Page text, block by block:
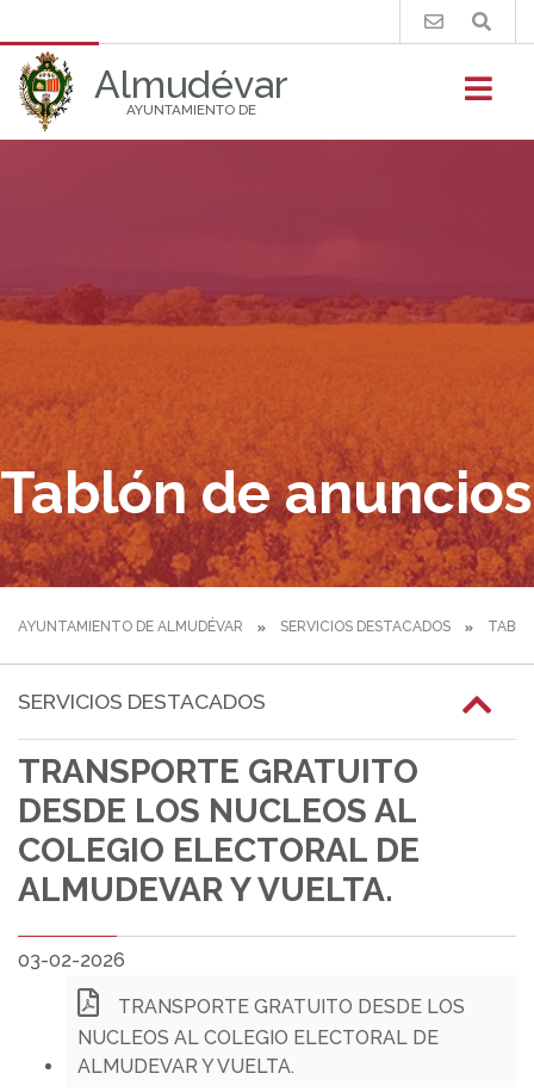
Almudévar
AYUNTAMIENTO DE
Buscar
Tablón de anuncios
AYUNTAMIENTO DE ALMUDÉVAR SERVICIOS DESTACADOS
SERVICIOS DESTACADOS
TRANSPORTE GRATUITO
DESDE LOS NUCLEOS AL
COLEGIO ELECTORAL DE
ALMUDEVAR Y VUELTA.
03-02-2026
TRANSPORTE GRATUITO DESDE LOS
NUCLEOS AL COLEGIO ELECTORAL DE
ALMUDEVAR Y VUELTA.